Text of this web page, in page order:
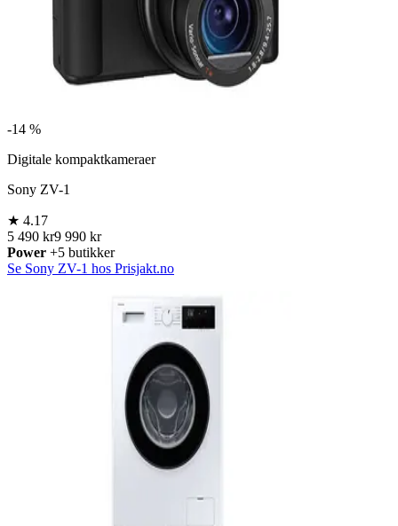
-14 %
Digitale kompaktkameraer
Sony ZV-1
★ 4.17
5 490 kr9 990 kr
Power +5 butikker
Se Sony ZV-1 hos Prisjakt.no